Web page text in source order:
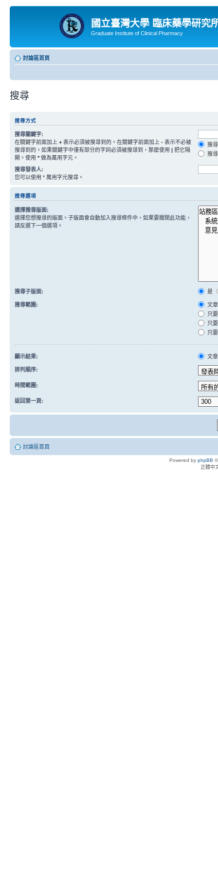
國立臺灣大學 臨床藥學研究
Graduate Institute of Clinical Pharmacy
討論區首頁
搜尋
搜尋方式
搜尋關鍵字:
在關鍵字前面加上 + 表示必須被搜尋到的。在關鍵字前面加上 - 表示不必被
搜尋到的。如果關鍵字中僅有部分的字詞必須被搜尋到，那麼使用 | 把它隔
開。使用 * 做為萬用字元。
搜
搜
搜尋發表人:
您可以使用 * 萬用字元搜尋。
搜尋選項
選擇搜尋版面:
選擇您想搜尋的版面。子版面會自動加入搜尋條件中，如果要關閉此功能，
請反選下一個選項。
搜尋子版面: 是
搜尋範圍:
文
只
只
只
顯示結果: 文章
排列順序:
時間範圍:
返回第一頁:
討論區首頁
Powered by phpBB
正體中